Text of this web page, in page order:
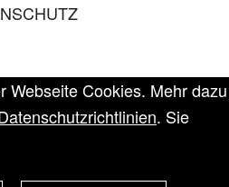
Webseite Cookies. Mehr dazu
. Sie